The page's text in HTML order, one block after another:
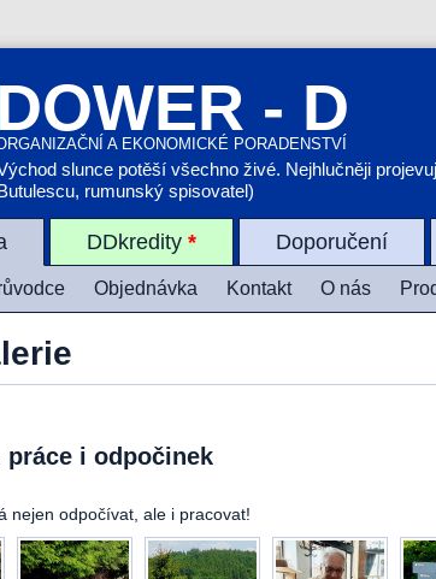
DOWER - D
A EKONOMICKÉ PORADENSTVÍ
slunce potěší všechno živé. Nejhlučněji
rumunský spisovatel)
DDkredity * Doporučení
Objednávka Kontakt O nás
práce i odpočinek
nejen odpočívat, ale i pracovat!